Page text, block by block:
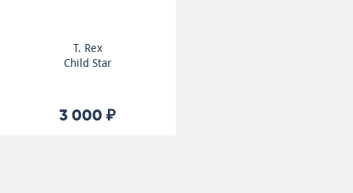
T. Rex
Child Star
3 000 ₽